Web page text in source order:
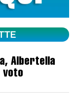
Albertella
voto